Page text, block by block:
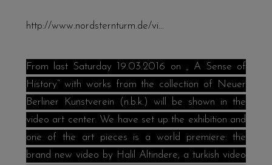
http://www.nordsternturm.de/vi...
From last Saturday 19.03.2016 on „ A Sense of
History“ with works from the collection of Neuer
Berliner Kunstverein (n.b.k.) will be shown in the
video art center. We have set up the exhibition and
one of the art pieces is a world premiere: the
brand new video by Halil Altindere, a turkish video